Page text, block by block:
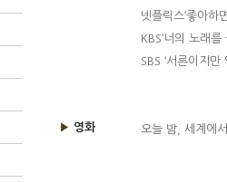
넷플릭스‘좋아
KBS‘너의 노래
SBS ‘서른이지
▶ 영화 오늘 밤, 세계에